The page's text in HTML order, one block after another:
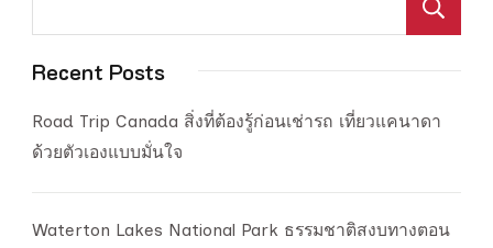
Recent Posts
Road Trip Canada สิ่งที่ต้องรู้ก่อนเช่ารถ เที่ยวแคนาดา
ด้วยตัวเองแบบมั่นใจ
Waterton Lakes National Park ธรรมชาติสงบทางตอน